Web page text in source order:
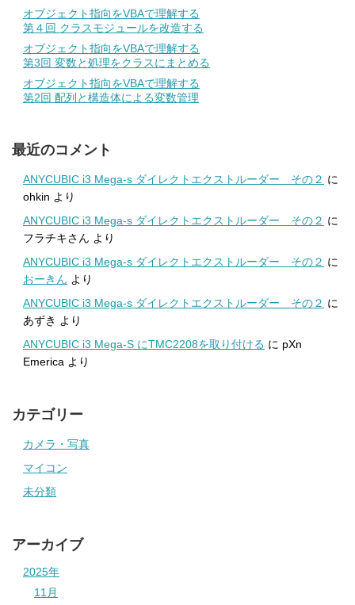
オブジェクト指向をVBAで理解する
第４回 クラスモジュールを改造する
オブジェクト指向をVBAで理解する
第3回 変数と処理をクラスにまとめる
オブジェクト指向をVBAで理解する
第2回 配列と構造体による変数管理
最近のコメント
ANYCUBIC i3 Mega-s ダイレクトエクストルーダー その２ に
ohkin より
ANYCUBIC i3 Mega-s ダイレクトエクストルーダー その２ に
フラチキさん より
ANYCUBIC i3 Mega-s ダイレクトエクストルーダー その２ に
おーきん より
ANYCUBIC i3 Mega-s ダイレクトエクストルーダー その２ に
あずき より
ANYCUBIC i3 Mega-S にTMC2208を取り付ける に pXn
Emerica より
カテゴリー
カメラ・写真
マイコン
未分類
アーカイブ
2025年
11月